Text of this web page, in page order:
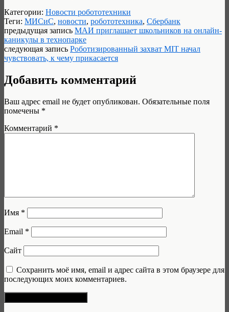
Категории: Новости робототехники
Теги: МИСиС, новости, робототехника, Сбербанк
предыдущая запись МАИ приглашает школьников на онлайн-
каникулы в технопарке
следующая запись Роботизированный захват MIT начал
чувствовать, к чему прикасается
Добавить комментарий
Ваш адрес email не будет опубликован. Обязательные поля
помечены *
Комментарий *
Имя *
Email *
Сайт
Сохранить моё имя, email и адрес сайта в этом браузере для
последующих моих комментариев.